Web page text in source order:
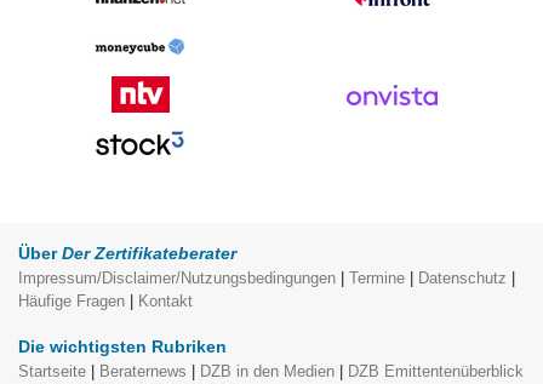
Über Der Zertifikateberater
Impressum/Disclaimer/Nutzungsbedingungen
Termine Datenschutz
Häufige Fragen
Kontakt
Die wichtigsten Rubriken
Startseite
Beraternews DZB in den Medien
DZB Emittentenüberblick